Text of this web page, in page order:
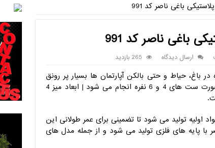
باغی ناصر کد 991
باغی ناصر کد 991
ارسال دیدگاه 265 بازدید
باغ، حیاط و حتی بالکن آپارتمان ها بسیار پر رونق
است – خرید میز صندلی حصیری پلاستیکی به صورت ست های 4 و 6 نفره انجام می شود | ابعاد میز 4
اولیه تولید می شود تا تضمینی برای عمر طولانی این
با پایه های فلزی تولید می شود و از جمله مدل های